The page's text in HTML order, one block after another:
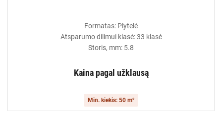
Formatas: Plytelė
Atsparumo dilimui klasė: 33 klasė
Storis, mm: 5.8
Kaina pagal užklausą
Min. kiekis: 50 m²